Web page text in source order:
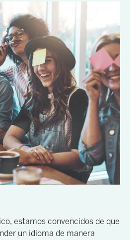
estamos convencidos de que
un idioma de manera